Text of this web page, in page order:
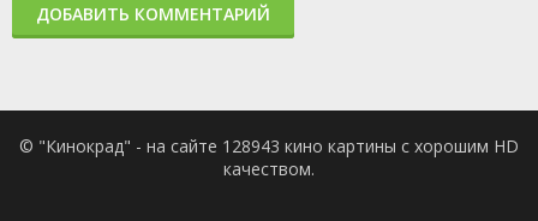
ДОБАВИТЬ КОММЕНТАРИЙ
© "Кинокрад" - на сайте 128943 кино картины с хорошим HD
качеством.